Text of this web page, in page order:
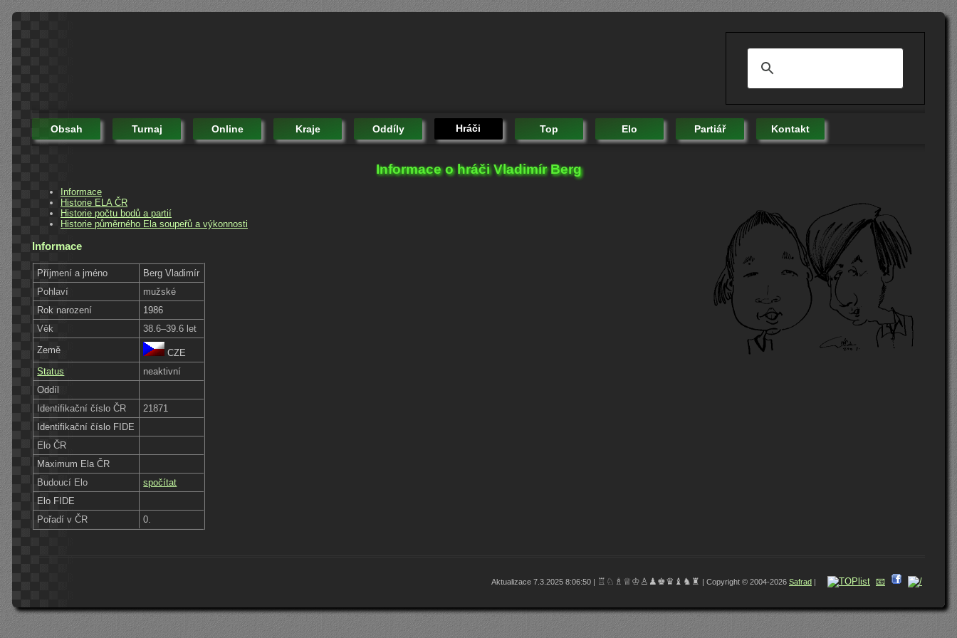
Obsah Turnaj Online Kraje Oddíly Hráči Top Elo Partiář Kontakt
Informace o hráči Vladimír Berg
Informace
Historie ELA ČR
Historie počtu bodů a partií
Historie půměrného Ela soupeřů a výkonnosti
Informace
Příjmení a jméno
Berg Vladimír
Pohlaví
mužské
Rok narození
1986
Věk
38.6–39.6 let
Země
CZE
Status
neaktivní
Oddíl
Identifikační číslo ČR
21871
Identifikační číslo FIDE
Elo ČR
Maximum Ela ČR
Budoucí Elo
spočítat
Elo FIDE
Pořadí v ČR
0.
Aktualizace 7.3.2025 8:06:50 | ♖♘♗♕♔♙♟♚♛♝♞♜ | Copyright © 2004-2026 Safrad | 📧